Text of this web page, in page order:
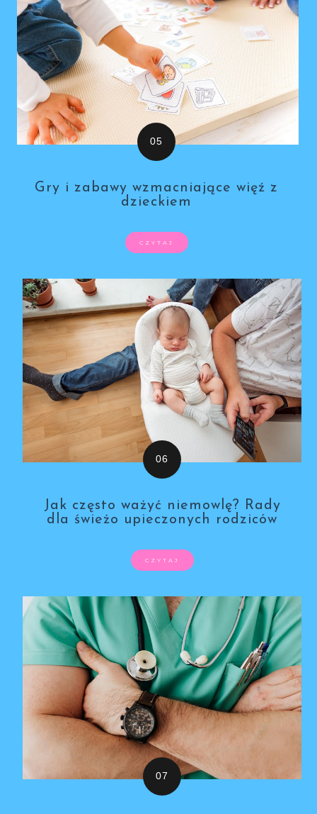
Gry i zabawy wzmacniające więź z
dzieckiem
CZYTAJ
Jak często ważyć niemowlę? Rady
dla świeżo upieczonych rodziców
CZYTAJ